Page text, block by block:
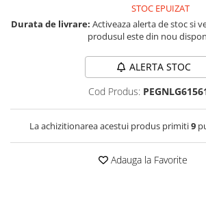
Jocuri de masa
Jocuri de societate in limba
Vezi toate jocurile de societate
STOC EPUIZAT
Durata de livrare: Activeaza alerta de stoc si
produsul este din nou
ALERTA STOC
Cod Produs:
La achizitionarea acestui produs primiti9
Adauga la Favorite